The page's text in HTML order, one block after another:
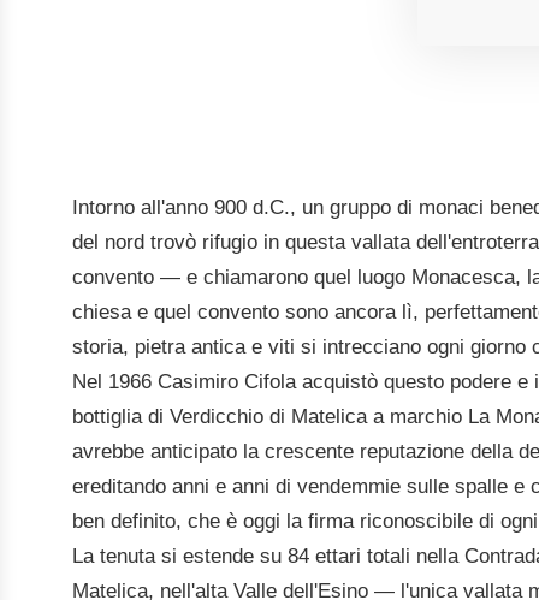
Intorno all'anno 900 d.C., un gruppo di monaci
del nord trovò rifugio in questa vallata
convento — e chiamarono quel luogo Monacesca,
chiesa e quel convento sono ancora lì,
storia, pietra antica e viti si intrecciano ogni giorno
Nel 1966 Casimiro Cifola acquistò questo podere
bottiglia di Verdicchio di Matelica a marchio La
avrebbe anticipato la crescente reputazione della
ereditando anni e anni di vendemmie sulle spalle
ben definito, che è oggi la firma riconoscibile di
La tenuta si estende su 84 ettari totali nella
Matelica, nell'alta Valle dell'Esino — l'unica vallata